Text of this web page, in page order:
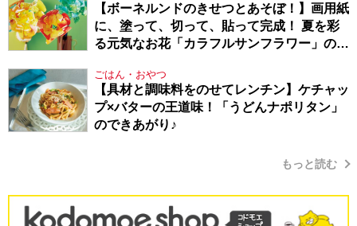
【ボーネルンドのきせつとあそぼ！】画用紙
に、塗って、切って、貼って完成！ 夏を彩
る元気なお花「カラフルサンフラワー」の作
ごはん・おやつ
【具材と調味料をのせてレンチン】ケチャッ
プ×バターの王道味！「うどんナポリタン」
のできあがり♪
もっと読む